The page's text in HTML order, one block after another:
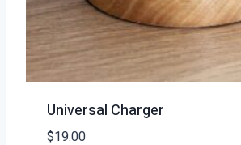
Universal Charger
$19.00